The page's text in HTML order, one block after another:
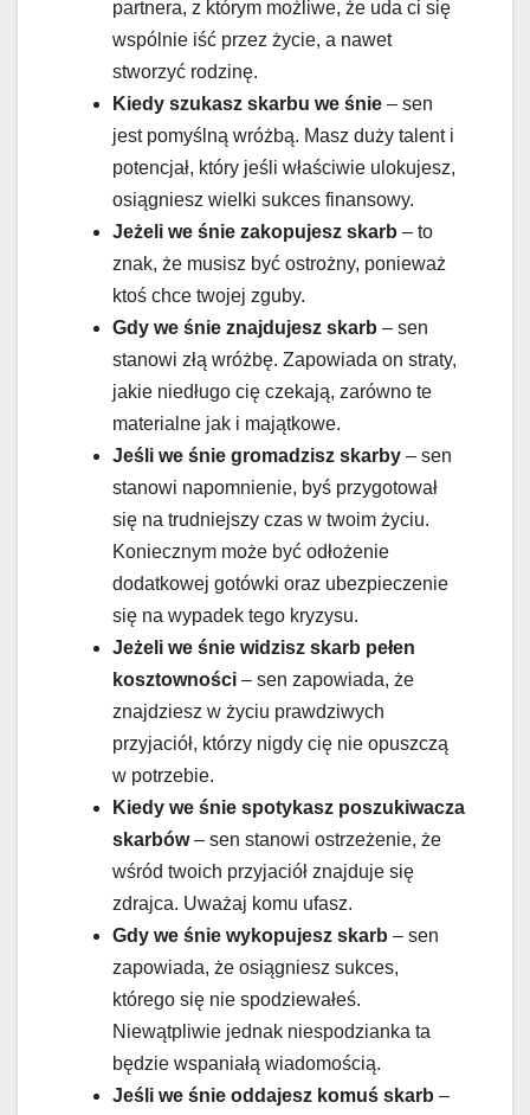
partnera, z którym możliwe, że uda ci się
wspólnie iść przez życie, a nawet
stworzyć rodzinę.
Kiedy szukasz skarbu we śnie – sen
jest pomyślną wróżbą. Masz duży talent i
potencjał, który jeśli właściwie ulokujesz,
osiągniesz wielki sukces finansowy.
Jeżeli we śnie zakopujesz skarb – to
znak, że musisz być ostrożny, ponieważ
ktoś chce twojej zguby.
Gdy we śnie znajdujesz skarb – sen
stanowi złą wróżbę. Zapowiada on straty,
jakie niedługo cię czekają, zarówno te
materialne jak i majątkowe.
Jeśli we śnie gromadzisz skarby – sen
stanowi napomnienie, byś przygotował
się na trudniejszy czas w twoim życiu.
Koniecznym może być odłożenie
dodatkowej gotówki oraz ubezpieczenie
się na wypadek tego kryzysu.
Jeżeli we śnie widzisz skarb pełen
kosztowności – sen zapowiada, że
znajdziesz w życiu prawdziwych
przyjaciół, którzy nigdy cię nie opuszczą
w potrzebie.
Kiedy we śnie spotykasz poszukiwacza
skarbów– sen stanowi ostrzeżenie, że
wśród twoich przyjaciół znajduje się
zdrajca. Uważaj komu ufasz.
Gdy we śnie wykopujesz skarb – sen
zapowiada, że osiągniesz sukces,
którego się nie spodziewałeś.
Niewątpliwie jednak niespodzianka ta
będzie wspaniałą wiadomością.
Jeśli we śnie oddajesz komuś skarb –